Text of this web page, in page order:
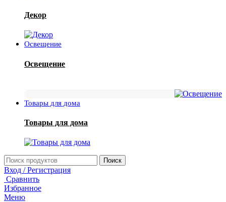
Декор
Освещение
Освещение
Товары для дома
Товары для дома
Поиск
Вход / Регистрация
Сравнить
Избранное
Меню